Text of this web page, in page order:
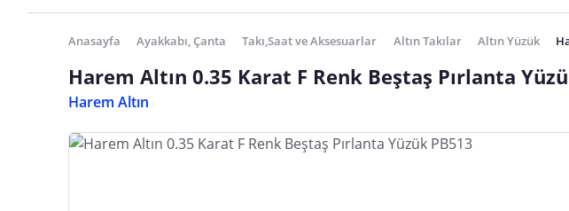
Anasayfa Ayakkabı, Çanta Takı,Saat ve Aksesuarlar Altın Takılar Altın Yüzük
Harem Altın 0.35 Karat F Renk Beştaş Pırlanta
Harem Altın